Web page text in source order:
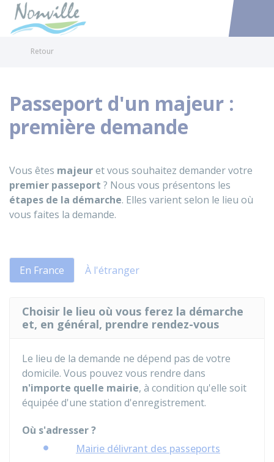
Accéder
Retour
Passeport d'un majeur :
première demande
Vous êtes majeuret vous souhaitez demander votre
premier passeport ? Nous vous présentons les
étapes de la démarche. Elles varient selon le lieu où
vous faites la demande.
En France À l'étranger
Choisir le lieu où vous ferez la démarche
et, en général, prendre rendez-vous
Le lieu de la demande ne dépend pas de votre
domicile. Vous pouvez vous rendre dans
n'importe quelle mairie, à condition qu'elle soit
équipée d'une station d'enregistrement.
Où s'adresser ?
Mairie délivrant des passeports